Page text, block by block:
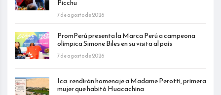
Picchu
7 de agosto de 2026
PromPerú presenta la Marca Perú a campeona
olímpica Simone Biles en su visita al país
7 de agosto de 2026
Ica: rendirán homenaje a Madame Perotti, primera
mujer que habitó Huacachina